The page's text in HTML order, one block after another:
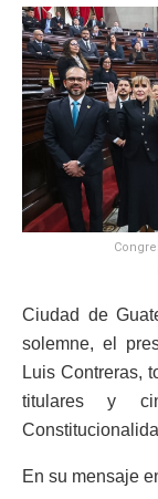
Ciudad de
solemne, el
Luis Contreras,
titulares y
En su mensaje